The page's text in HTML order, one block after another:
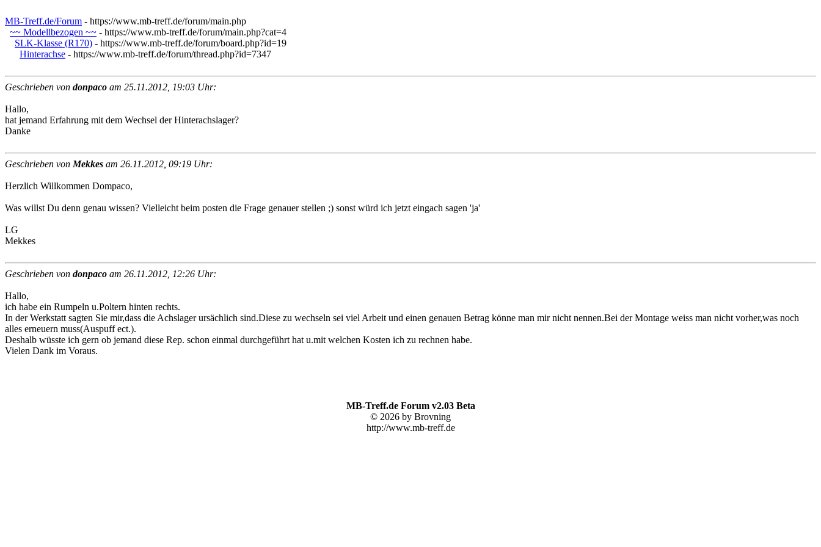
MB-Treff.de/Forum - https://www.mb-treff.de/forum/main.php
~~ Modellbezogen ~~ - https://www.mb-treff.de/forum/main.php?cat=4
SLK-Klasse (R170) - https://www.mb-treff.de/forum/board.php?id=19
Hinterachse - https://www.mb-treff.de/forum/thread.php?id=7347
Geschrieben von donpaco am 25.11.2012, 19:03 Uhr:
Hallo,
hat jemand Erfahrung mit dem Wechsel der Hinterachslager?
Danke
Geschrieben von Mekkes am 26.11.2012, 09:19 Uhr:
Herzlich Willkommen Dompaco,
Was willst Du denn genau wissen? Vielleicht beim posten die Frage genauer stellen ;) sonst würd ich jetzt eingach sagen 'ja'
LG
Mekkes
Geschrieben von donpaco am 26.11.2012, 12:26 Uhr:
Hallo,
ich habe ein Rumpeln u.Poltern hinten rechts.
In der Werkstatt sagten Sie mir,dass die Achslager ursächlich sind.Diese zu wechseln sei viel Arbeit und einen genauen Betrag könne man mir nicht nennen.Bei der Montage weiss man nicht vorher,was noch
alles erneuern muss(Auspuff ect.).
Deshalb wüsste ich gern ob jemand diese Rep. schon einmal durchgeführt hat u.mit welchen Kosten ich zu rechnen habe.
Vielen Dank im Voraus.
MB-Treff.de Forum v2.03 Beta
© 2026 by Brovning
http://www.mb-treff.de